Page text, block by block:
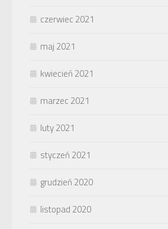
czerwiec 2021
maj 2021
kwiecień 2021
marzec 2021
luty 2021
styczeń 2021
grudzień 2020
listopad 2020